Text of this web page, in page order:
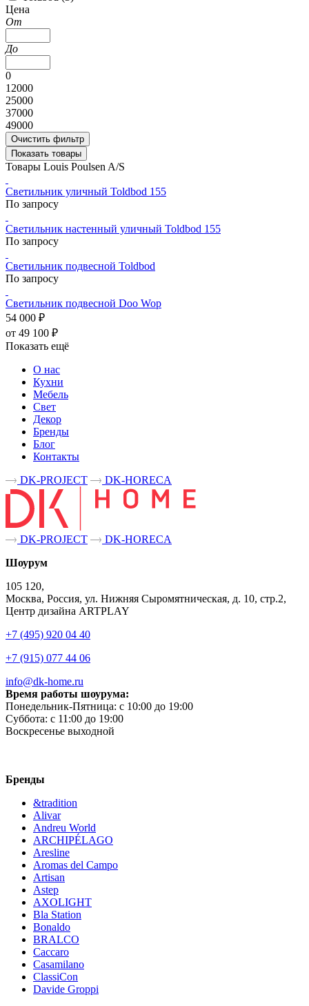
Цена
От
До
0
12000
25000
37000
49000
Очистить фильтр
Показать товары
Товары Louis Poulsen A/S
Светильник уличный Toldbod 155
По запросу
Светильник настенный уличный Toldbod 155
По запросу
Светильник подвесной Toldbod
По запросу
Светильник подвесной Doo Wop
54 000 ₽
от 49 100 ₽
Показать ещё
О нас
Кухни
Мебель
Свет
Декор
Бренды
Блог
Контакты
DK-PROJECT
DK-HORECA
DK-PROJECT
DK-HORECA
Шоурум
105 120,
Москва, Россия, ул. Нижняя Сыромятническая, д. 10, стр.2,
Центр дизайна ARTPLAY
+7 (495) 920 04 40
+7 (915) 077 44 06
info@dk-home.ru
Время работы шоурума:
Понедельник-Пятница: c 10:00 до 19:00
Суббота: c 11:00 до 19:00
Воскресенье выходной
Бренды
&tradition
Alivar
Andreu World
ARCHIPÉLAGO
Aresline
Aromas del Campo
Artisan
Astep
AXOLIGHT
Bla Station
Bonaldo
BRALCO
Caccaro
Casamilano
ClassiCon
Davide Groppi